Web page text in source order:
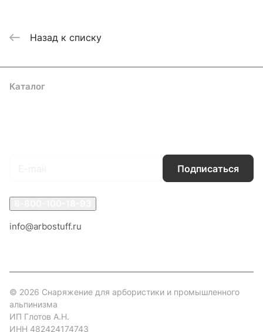
Назад к списку
Каталог
Подписаться
info@arbostuff.ru
© 2026 Снаряжение для арбористики и промышленного
альпинизма
ИП Глотов А.Н.
ИНН 482424174743